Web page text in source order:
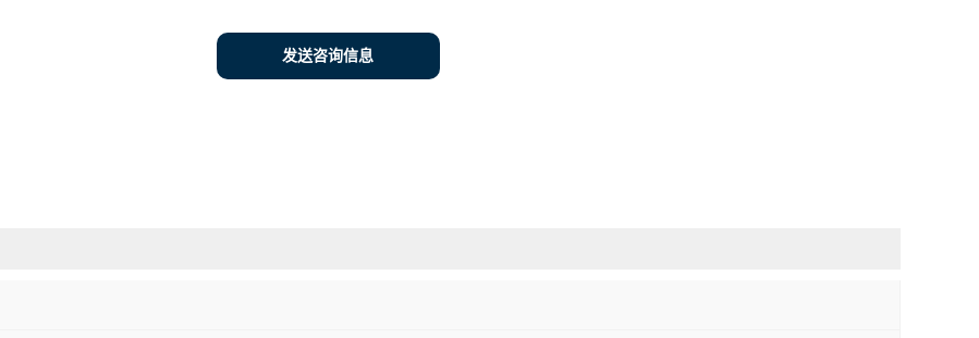
发送咨询信息